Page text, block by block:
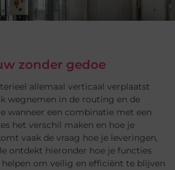
zonder gedoe
allemaal verticaal verplaatst
wegnemen in de routing en de
wanneer een combinatie met een
het verschil maken en hoe je
vaak de vraag hoe je leveringen,
ontdekt hieronder hoe je functies
om veilig en efficiënt te blijven